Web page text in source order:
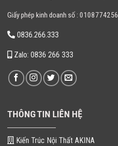
Giấy phép kinh doanh số : 0108774256
0836.266.333
Zalo: 0836 266 333
THÔNG TIN LIÊN HỆ
Kiến Trúc Nội Thất AKINA